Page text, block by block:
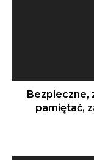
Bezpieczne,
pamiętać,